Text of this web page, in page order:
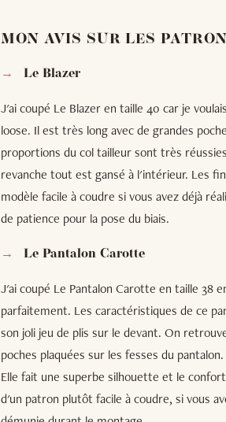
MON AVIS SUR LES
Le Blazer
J'ai coupé Le Blazer en taille 40 car je
loose. Il est très long avec de grandes
proportions du col tailleur sont très
revanche tout est gansé à l'intérieur. Les
modèle facile à coudre si vous avez déjà
de patience pour la pose du biais.
Le Pantalon Carotte
J'ai coupé Le Pantalon Carotte en taille 38
parfaitement. Les caractéristiques de ce
son joli jeu de plis sur le devant. On
poches plaquées sur les fesses du
Elle fait une superbe silhouette et le
d'un patron plutôt facile à coudre, si vous